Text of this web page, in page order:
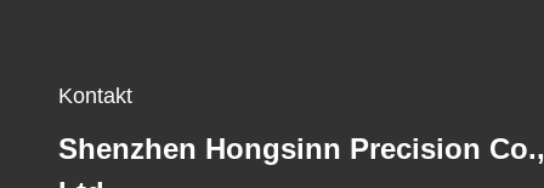
Kontakt
Shenzhen Hongsinn Precision Co.,